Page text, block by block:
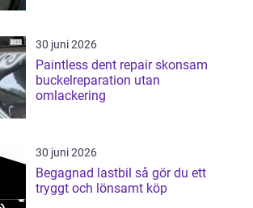
30 juni 2026
Paintless dent repair skonsam
buckelreparation utan
omlackering
30 juni 2026
Begagnad lastbil så gör du ett
tryggt och lönsamt köp